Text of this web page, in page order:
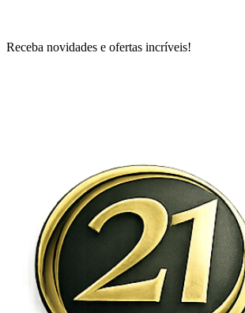
Receba novidades e ofertas incríveis!